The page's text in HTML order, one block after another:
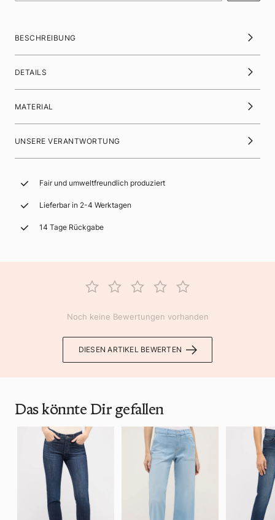
BESCHREIBUNG
DETAILS
MATERIAL
UNSERE VERANTWORTUNG
Fair und umweltfreundlich produziert
Lieferbar in 2-4 Werktagen
14 Tage Rückgabe
Noch keine Bewertungen vorhanden
DIESEN ARTIKEL BEWERTEN
Das könnte Dir gefallen